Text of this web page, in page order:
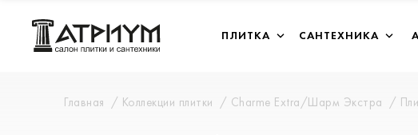
ПЛИТКА САНТЕХНИКА
Главная Коллекции плитки Charme Extra/Шарм Экстра